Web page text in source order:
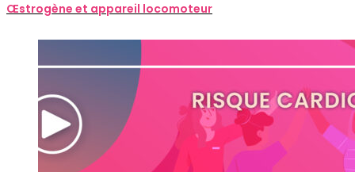
Œstrogène et appareil locomoteur